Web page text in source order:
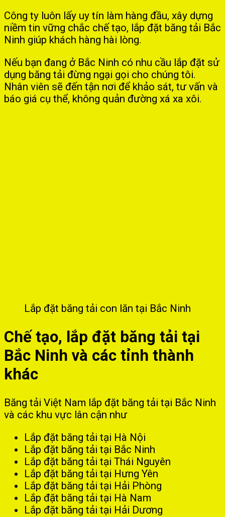
Công ty luôn lấy uy tín làm hàng đầu, xây dựng
niềm tin vững chắc chế tạo, lắp đặt băng tải Bắc
Ninh giúp khách hàng hài lòng.
Nếu bạn đang ở Bắc Ninh có nhu cầu lắp đặt sử
dụng băng tải đừng ngại gọi cho chúng tôi.
Nhân viên sẽ đến tận nơi để khảo sát, tư vấn và
báo giá cụ thể, không quản đường xá xa xôi.
Lắp đặt băng tải con lăn tại Bắc Ninh
Chế tạo, lắp đặt băng tải tại
Bắc Ninh và các tỉnh thành
khác
Băng tải Việt Nam lắp đặt băng tải tại Bắc Ninh
và các khu vực lân cận như
Lắp đặt băng tải tại Hà Nội
Lắp đặt băng tải tại Bắc Ninh
Lắp đặt băng tải tại Thái Nguyên
Lắp đặt băng tải tại Hưng Yên
Lắp đặt băng tải tại Hải Phòng
Lắp đặt băng tải tại Hà Nam
Lắp đặt băng tải tại Hải Dương